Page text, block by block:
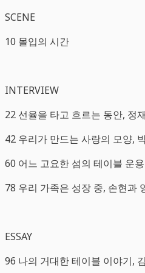
SCENE
10 몰입의 시간
INTERVIEW
22 선율을 타고 흐르는 동안, 정
42 우리가 만드는 사랑의 모양,
60 어느 고요한 섬의 테이블 운
78 우리 가족은 성장 중, 손현과
ESSAY
96 나의 거대한 테이블 이야기,